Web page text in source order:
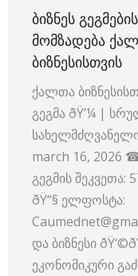
ᲑᲘᲖᲜᲔᲡ ᲒᲔᲒᲛᲔᲑᲘᲡ
ᲛᲝᲛᲖᲐᲓᲔᲑᲐ
ᲑᲘᲖᲜᲔᲡᲘᲡᲗᲕᲘᲡ
ქალთა
გეგმა ðŸ’¼ |
march 16, 2026
გეგმის შეკვეთა:
ðŸ“§ ელფოსტა:
და ბიზნესი
ეკონომიკური